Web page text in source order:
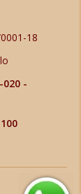
18
020 -